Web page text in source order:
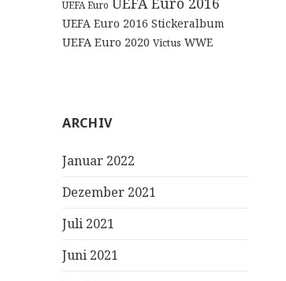
UEFA Euro
UEFA Euro 2016 Stickeralbum
UEFA Euro 2020 Victus WWE
ARCHIV
Januar 2022
Dezember 2021
Juli 2021
Juni 2021